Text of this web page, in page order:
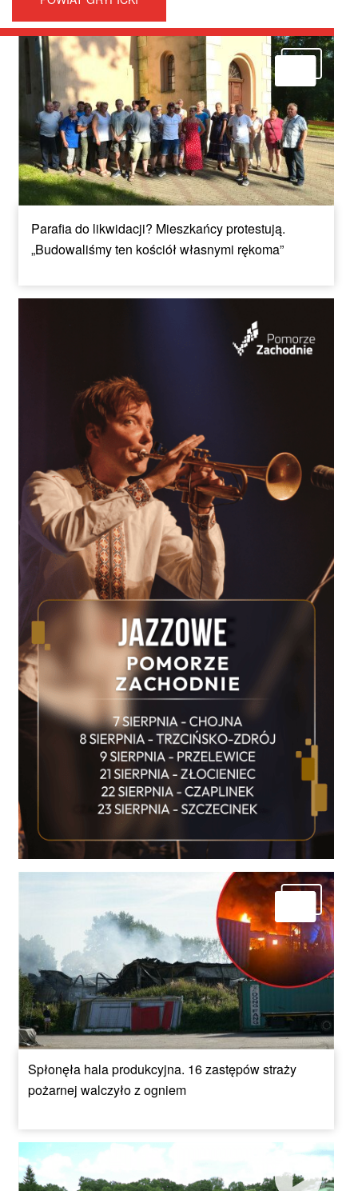
Parafia do likwidacji? Mieszkańcy protestują.
„Budowaliśmy ten kościół własnymi rękoma”
Spłonęła hala produkcyjna. 16 zastępów straży
pożarnej walczyło z ogniem